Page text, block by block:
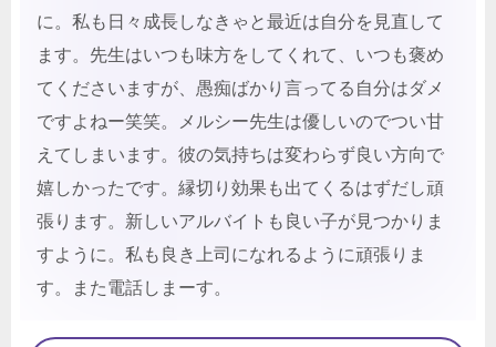
に。私も日々成長しなきゃと最近は自分を見直して
ます。先生はいつも味方をしてくれて、いつも褒め
てくださいますが、愚痴ばかり言ってる自分はダメ
ですよねー笑笑。メルシー先生は優しいのでつい甘
えてしまいます。彼の気持ちは変わらず良い方向で
嬉しかったです。縁切り効果も出てくるはずだし頑
張ります。新しいアルバイトも良い子が見つかりま
すように。私も良き上司になれるように頑張りま
す。また電話しまーす。